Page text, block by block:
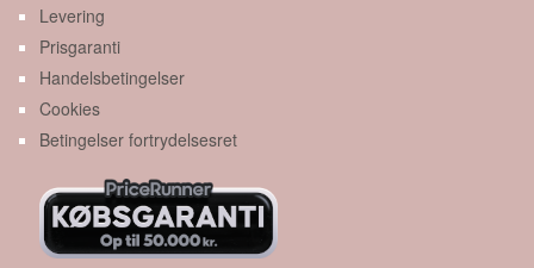
Levering
Prisgaranti
Handelsbetingelser
Cookies
Betingelser fortrydelsesret